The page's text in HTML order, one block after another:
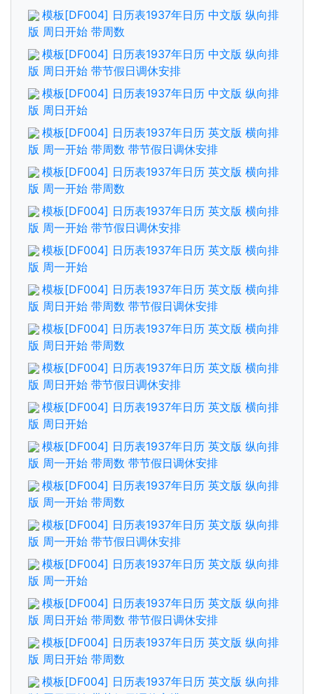
模板[DF004] 日历表1937年日历 中文版 纵向排
版 周日开始 带周数
模板[DF004] 日历表1937年日历 中文版 纵向排
版 周日开始 带节假日调休安排
模板[DF004] 日历表1937年日历 中文版 纵向排
版 周日开始
模板[DF004] 日历表1937年日历 英文版 横向排
版 周一开始 带周数 带节假日调休安排
模板[DF004] 日历表1937年日历 英文版 横向排
版 周一开始 带周数
模板[DF004] 日历表1937年日历 英文版 横向排
版 周一开始 带节假日调休安排
模板[DF004] 日历表1937年日历 英文版 横向排
版 周一开始
模板[DF004] 日历表1937年日历 英文版 横向排
版 周日开始 带周数 带节假日调休安排
模板[DF004] 日历表1937年日历 英文版 横向排
版 周日开始 带周数
模板[DF004] 日历表1937年日历 英文版 横向排
版 周日开始 带节假日调休安排
模板[DF004] 日历表1937年日历 英文版 横向排
版 周日开始
模板[DF004] 日历表1937年日历 英文版 纵向排
版 周一开始 带周数 带节假日调休安排
模板[DF004] 日历表1937年日历 英文版 纵向排
版 周一开始 带周数
模板[DF004] 日历表1937年日历 英文版 纵向排
版 周一开始 带节假日调休安排
模板[DF004] 日历表1937年日历 英文版 纵向排
版 周一开始
模板[DF004] 日历表1937年日历 英文版 纵向排
版 周日开始 带周数 带节假日调休安排
模板[DF004] 日历表1937年日历 英文版 纵向排
版 周日开始 带周数
模板[DF004] 日历表1937年日历 英文版 纵向排